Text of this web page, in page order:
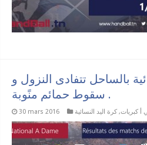
بالساحل تتفادى النزول و
سقوط حمائم منًوبة .
30 mars 2016 أ كبريات,كرة اليد النسائية